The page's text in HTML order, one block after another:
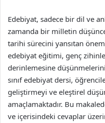
Edebiyat, sadece bir dil ve
zamanda bir milletin
tarihi sürecini yansıtan
edebiyat eğitimi, genç
derinlemesine
sınıf edebiyat dersi,
geliştirmeyi ve eleştirel
amaçlamaktadır. Bu
ve içerisindeki cevaplar